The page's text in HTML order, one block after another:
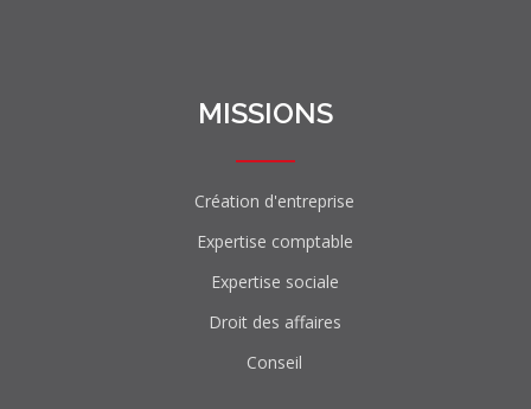
MISSIONS
Création d'entreprise
Expertise comptable
Expertise sociale
Droit des affaires
Conseil